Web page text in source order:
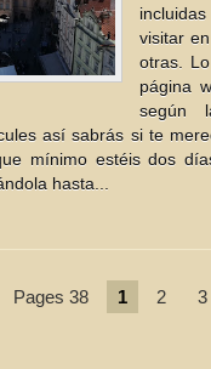
visitar
otras.
página
según
así sabrás si te
mínimo estéis dos
hasta...
Pages 38 1 2 3